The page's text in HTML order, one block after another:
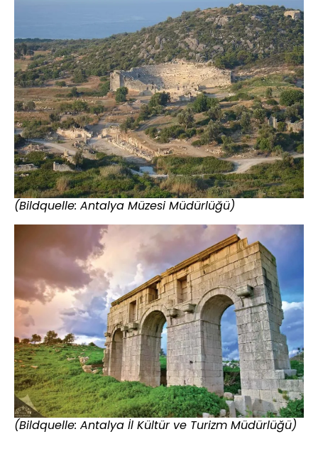
(Bildquelle: Antalya Müzesi Müdürlüğü)
(Bildquelle: Antalya İl Kültür ve Turizm Müdürlüğü)